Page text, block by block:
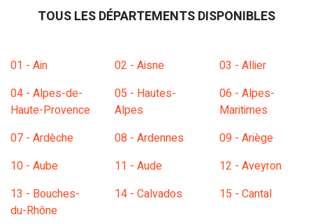
TOUS LES DÉPARTEMENTS DISPONIBLES
01 - Ain 02 - Aisne
03 - Allier
04 - Alpes-de-
Haute-Provence
05 - Hautes-
Alpes
06 - Alpes-
Maritimes
07 - Ardèche
08 - Ardennes
09 - Ariège
10 - Aube
11 - Aude
12 - Aveyron
13 - Bouches-
du-Rhône
14 - Calvados 15 - Cantal